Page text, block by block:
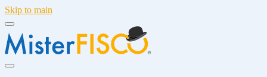
Skip to main